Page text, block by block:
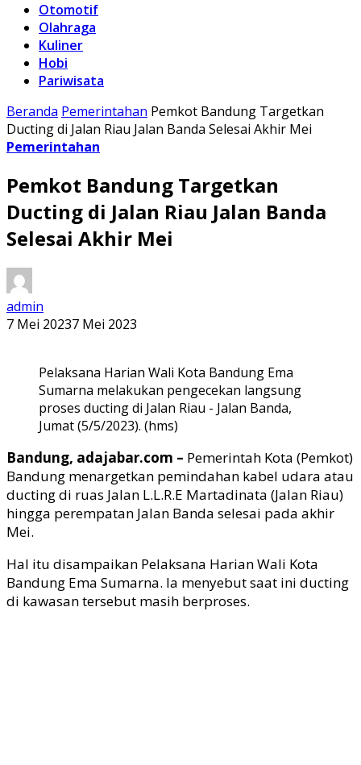
Otomotif
Olahraga
Kuliner
Hobi
Pariwisata
Beranda Pemerintahan Pemkot Bandung Targetkan
Ducting di Jalan Riau Jalan Banda Selesai Akhir Mei
Pemerintahan
Pemkot Bandung Targetkan
Ducting di Jalan Riau Jalan Banda
Selesai Akhir Mei
admin
7 Mei 20237 Mei 2023
Pelaksana Harian Wali Kota Bandung Ema
Sumarna melakukan pengecekan langsung
proses ducting di Jalan Riau - Jalan Banda,
Jumat (5/5/2023). (hms)
Bandung, adajabar.com – Pemerintah Kota (Pemkot)
Bandung menargetkan pemindahan kabel udara atau
ducting di ruas Jalan L.L.R.E Martadinata (Jalan Riau)
hingga perempatan Jalan Banda selesai pada akhir
Mei.
Hal itu disampaikan Pelaksana Harian Wali Kota
Bandung Ema Sumarna. Ia menyebut saat ini ducting
di kawasan tersebut masih berproses.